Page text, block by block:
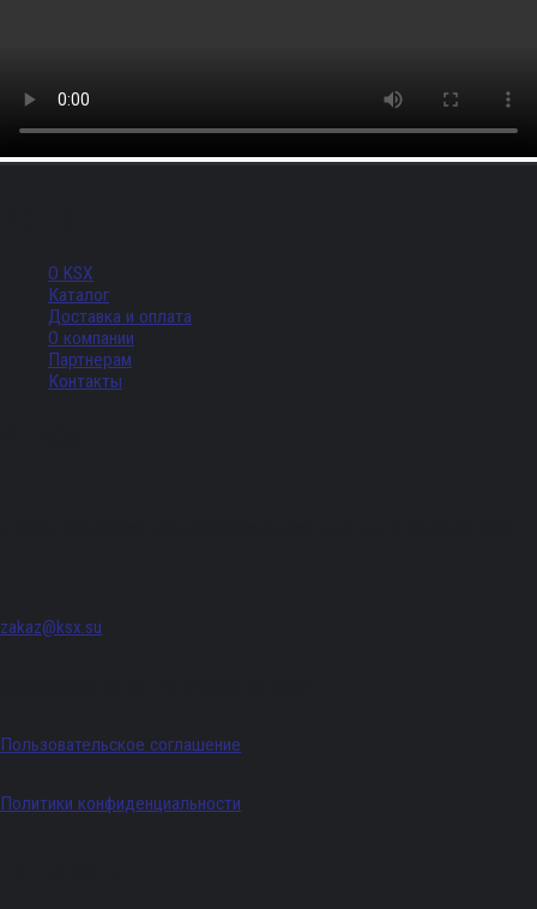
О KSX
Каталог
Доставка и оплата
О компании
Партнерам
Контакты
zakaz@ksx.su
Пользовательское соглашение
Политики конфиденциальности